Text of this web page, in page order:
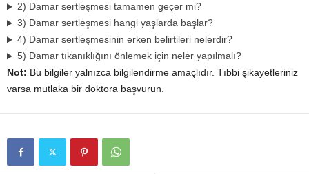
2) Damar sertleşmesi tamamen geçer mi?
3) Damar sertleşmesi hangi yaşlarda başlar?
4) Damar sertleşmesinin erken belirtileri nelerdir?
5) Damar tıkanıklığını önlemek için neler yapılmalı?
Not: Bu bilgiler yalnızca bilgilendirme amaçlıdır. Tıbbi şikayetleriniz
varsa mutlaka bir doktora başvurun.